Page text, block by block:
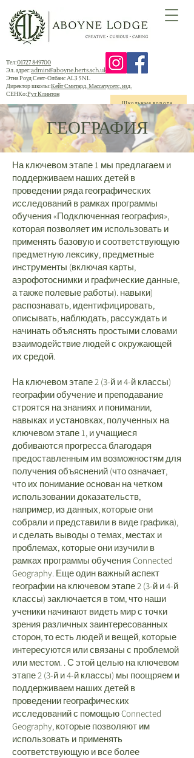
Тел:01727 849700
Эл. адрес:admin@aboyne.herts.sch.uk
Этна Роуд Сент-Олбанс AL3 5NL
Директор школы:Кейт Смитард, Массачусетс, изд.
СЕНКо:Рут Клинтон
Школьные ворота
ГЕОГРАФИЯ
На ключевом этапе 1 мы предлагаем и
поддерживаем наших детей в
проведении ряда географических
исследований в рамках программы
обучения «Подключенная география»,
которая позволяет им использовать и
применять базовую и соответствующую
предметную лексику, предметные
инструменты (включая карты,
аэрофотоснимки и графические данные,
а также полевые работы). навыки)
распознавать, идентифицировать,
описывать, наблюдать, рассуждать и
начинать объяснять простыми словами
взаимодействие людей с окружающей
их средой.
На ключевом этапе 2 (3-й и 4-й классы)
географии обучение и преподавание
строятся на знаниях и понимании,
навыках и установках, полученных на
ключевом этапе 1, и учащиеся
добиваются прогресса благодаря
предоставленным им возможностям для
получения объяснений (что означает,
что их понимание основан на четком
использовании доказательств,
например, из данных, которые они
собрали и представили в виде графика),
и сделать выводы о темах, местах и
проблемах, которые они изучили в
рамках программы обучения Connected
Geography. Еще один важный аспект
географии на ключевом этапе 2 (3-й и 4-й
классы) заключается в том, что наши
ученики начинают видеть мир с точки
зрения различных заинтересованных
сторон, то есть людей и вещей, которые
интересуются или связаны с проблемой
или местом. . С этой целью на ключевом
этапе 2 (3-й и 4-й классы) мы поощряем и
поддерживаем наших детей в
проведении географических
исследований с помощью Connected
Geography, которые позволяют им
использовать и применять
соответствующую и все более